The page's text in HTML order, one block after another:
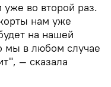
во второй раз.
нам уже
на нашей
мы в любом случае
— сказала